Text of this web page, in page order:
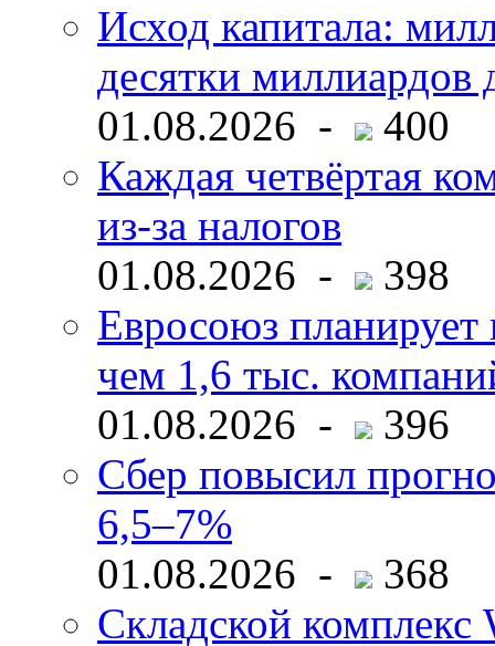
Исход капитала:
десятки миллиардов
01.08.2026 -
400
Каждая четвёртая
из-за налогов
01.08.2026 -
398
Евросоюз планирует
чем 1,6 тыс.
01.08.2026 -
396
Сбер повысил
6,5–7%
01.08.2026 -
368
Складской комплекс